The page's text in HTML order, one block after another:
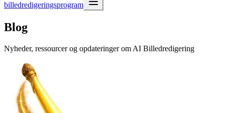
billedredigeringsprogram
Blog
Nyheder, ressourcer og opdateringer om AI Billedredigering